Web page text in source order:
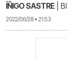
ÍÑIGO SASTRE |
2022/06/28 • 21:53